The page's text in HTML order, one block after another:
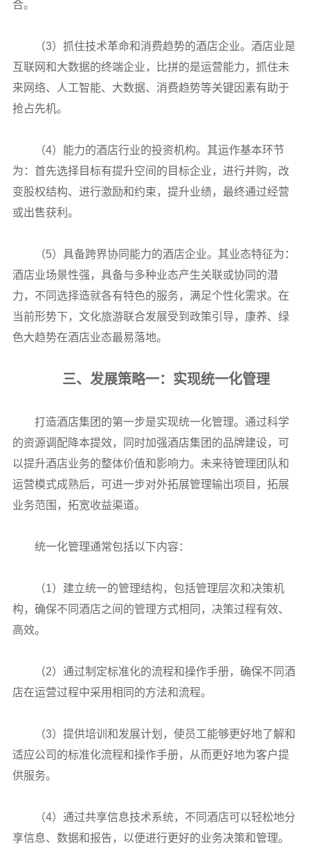
合。
（3）抓住技术革命和消费趋势的酒店企业。酒店业是
互联网和大数据的终端企业，比拼的是运营能力，抓住未
来网络、人工智能、大数据、消费趋势等关键因素有助于
抢占先机。
（4）能力的酒店行业的投资机构。其运作基本环节
为：首先选择目标有提升空间的目标企业，进行并购，改
变股权结构、进行激励和约束，提升业绩，最终通过经营
或出售获利。
（5）具备跨界协同能力的酒店企业。其业态特征为：
酒店业场景性强，具备与多种业态产生关联或协同的潜
力，不同选择造就各有特色的服务，满足个性化需求。在
当前形势下，文化旅游联合发展受到政策引导，康养、绿
色大趋势在酒店业态最易落地。
三、发展策略一：实现统一化管理
打造酒店集团的第一步是实现统一化管理。通过科学
的资源调配降本提效，同时加强酒店集团的品牌建设，可
以提升酒店业务的整体价值和影响力。未来待管理团队和
运营模式成熟后，可进一步对外拓展管理输出项目，拓展
业务范围，拓宽收益渠道。
统一化管理通常包括以下内容：
（1）建立统一的管理结构，包括管理层次和决策机
构，确保不同酒店之间的管理方式相同，决策过程有效、
高效。
（2）通过制定标准化的流程和操作手册，确保不同酒
店在运营过程中采用相同的方法和流程。
（3）提供培训和发展计划，使员工能够更好地了解和
适应公司的标准化流程和操作手册，从而更好地为客户提
供服务。
（4）通过共享信息技术系统，不同酒店可以轻松地分
享信息、数据和报告，以便进行更好的业务决策和管理。